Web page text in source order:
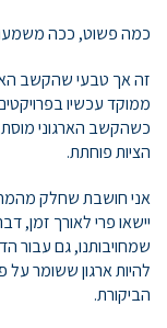
כמה פשוט, ככה
זה אך טבעי שהקשב
ממוקד עכשיו
כשהקשב הארגוני
הציות פוחתת.
אני חושבת שחלק
יישאו פרי לאורך זמן,
שמחויבותנו, גם עבור
להיות ארגון ששומר על
הביקורת.